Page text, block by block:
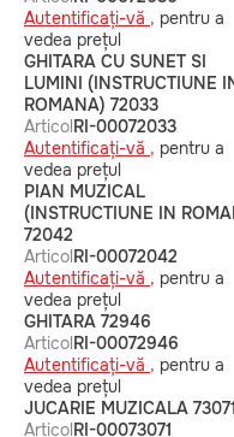
Autentificați-vă , pentru a
vedea prețul
GHITARA CU SUNET SI
LUMINI (INSTRUCTIUNE
ROMANA) 72033
ArticolRI-00072033
Autentificați-vă , pentru a
vedea prețul
PIAN MUZICAL
(INSTRUCTIUNE IN
72042
ArticolRI-00072042
Autentificați-vă , pentru a
vedea prețul
GHITARA 72946
ArticolRI-00072946
Autentificați-vă , pentru a
vedea prețul
JUCARIE MUZICALA 73071
ArticolRI-00073071